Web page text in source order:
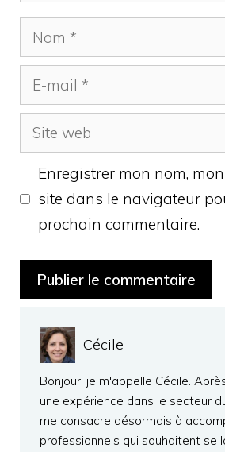
Nom
mail
Site
web
Enregistrer mon nom,
site dans le navigateur
prochain commentaire.
Cécile
Bonjour, je m'appelle Cécile.
une expérience dans le secteur
me consacre désormais à
professionnels qui souhaitent se